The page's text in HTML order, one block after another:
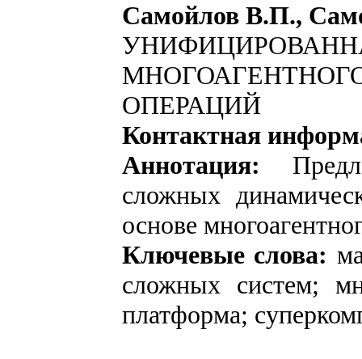
Самойлов В.П.,
ОПЕРАЦИЙ
Контактная
Аннотация:
сложных
основе
Ключевые слова:
сложных систем;
платформа;